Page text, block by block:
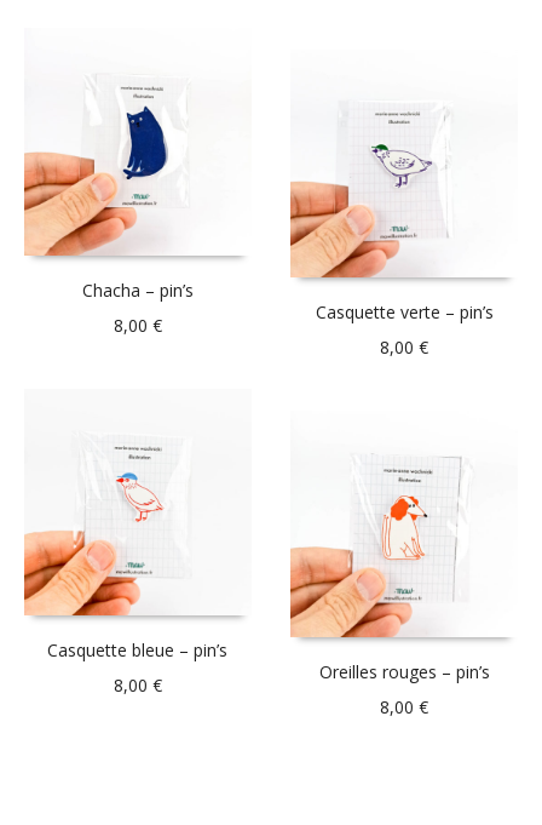
Chacha – pin’s
8,00 €
Casquette verte – pin’s
8,00€
Casquette bleue – pin’s
8,00 €
Oreilles rouges – pin’s
8,00€